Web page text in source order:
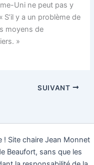
Uni ne peut pas y
y a un problème de
moyens de
»
SUIVANT
Site chaire Jean Monnet
Beaufort, sans que les